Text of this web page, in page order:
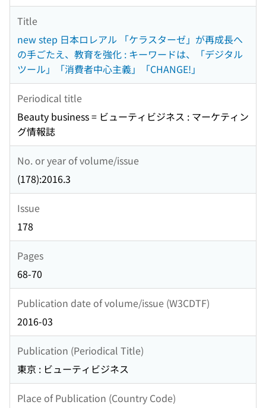
Title
new step 日本ロレアル 「ケラスターゼ」が再成長へ
の手ごたえ、教育を強化 : キーワードは、「デジタル
ツール」「消費者中心主義」「CHANGE!」
Periodical title
Beauty business = ビューティビジネス : マーケティン
グ情報誌
No. or year of volume/issue
(178):2016.3
Issue
178
Pages
68-70
Publication date of volume/issue (W3CDTF)
2016-03
Publication (Periodical Title)
東京 : ビューティビジネス
Place of Publication (Country Code)